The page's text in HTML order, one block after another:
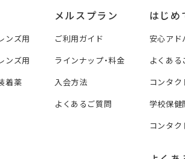
ンズ用
ンズ用
着薬
メルスプラン
ご利用ガイド
ラインナップ・料金
入会方法
よくあるご質問
はじめ
安心アド
よくある
コンタ
学校保健
コンタ